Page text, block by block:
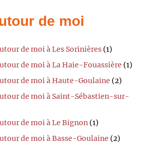
de moi
de moi à Les Sorinières (1)
de moi à La Haie-Fouassière (1)
de moi à Haute-Goulaine (2)
de moi à Saint-Sébastien-sur-
de moi à Le Bignon (1)
de moi à Basse-Goulaine (2)